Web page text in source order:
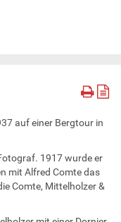
auf einer Bergtour in
1917 wurde er
mit Alfred Comte das
Comte, Mittelholzer &